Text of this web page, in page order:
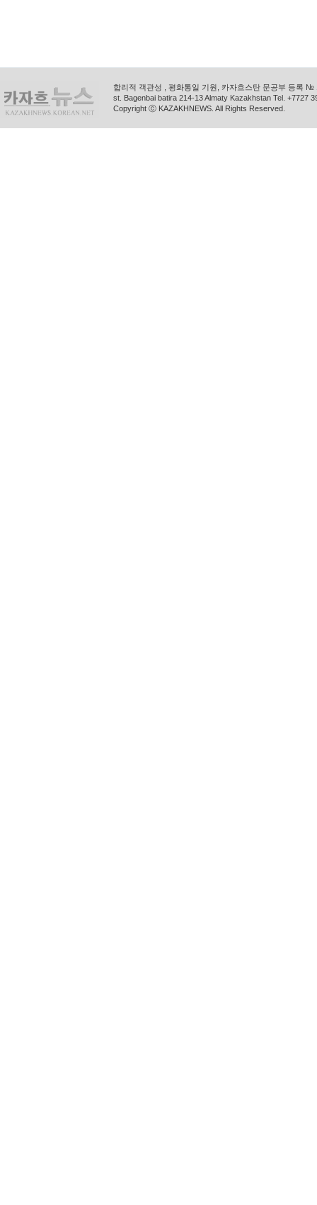
합리적 객관성 , 평화통일 기원, 카자흐스탄 문공부 등록
st. Bagenbai batira 214-13 Almaty Kazakhstan Tel. +7727
Copyright ⓒ KAZAKHNEWS. All Rights Reserved.